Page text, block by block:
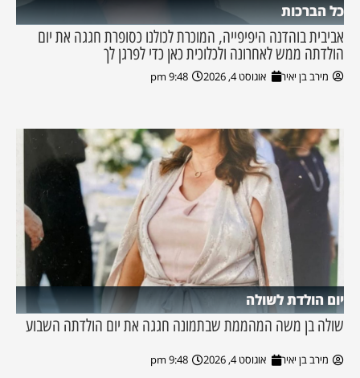
כל הברכות
אביבית בוהדנה היפיפייה, המוכרת לכולנו כסופרת חגגה את יום
הולדתה ממש לאחרונה ולכלוכית כאן כדי לפרגן לך
מירב בן יאיר אוגוסט 4, 2026 9:48 pm
יום הולדת לשולה
שולה בן משה המהממת שבתמונה חגגה את יום הולדתה השבוע
מירב בן יאיר אוגוסט 4, 2026 9:48 pm